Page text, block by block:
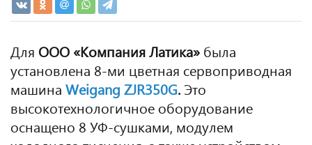
Для ООО «Компания Латика» была
установлена 8-ми цветная сервоприводная
машина Weigang ZJR350G. Это
высокотехнологичное оборудование
оснащено 8 УФ-сушками, модулем